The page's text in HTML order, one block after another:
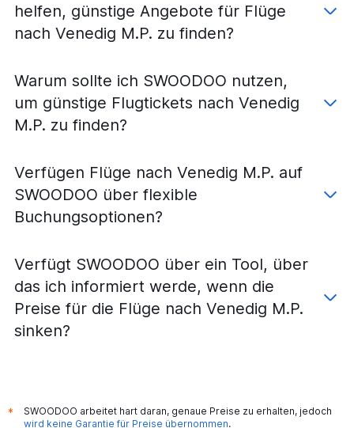
helfen, günstige Angebote für Flüge
nach Venedig M.P. zu finden?
Warum sollte ich SWOODOO nutzen,
um günstige Flugtickets nach Venedig
M.P. zu finden?
Verfügen Flüge nach Venedig M.P. auf
SWOODOO über flexible
Buchungsoptionen?
Verfügt SWOODOO über ein Tool, über
das ich informiert werde, wenn die
Preise für die Flüge nach Venedig M.P.
sinken?
*
SWOODOO arbeitet hart daran, genaue Preise zu erhalten, jedoch
wird keine Garantie für Preise übernommen.